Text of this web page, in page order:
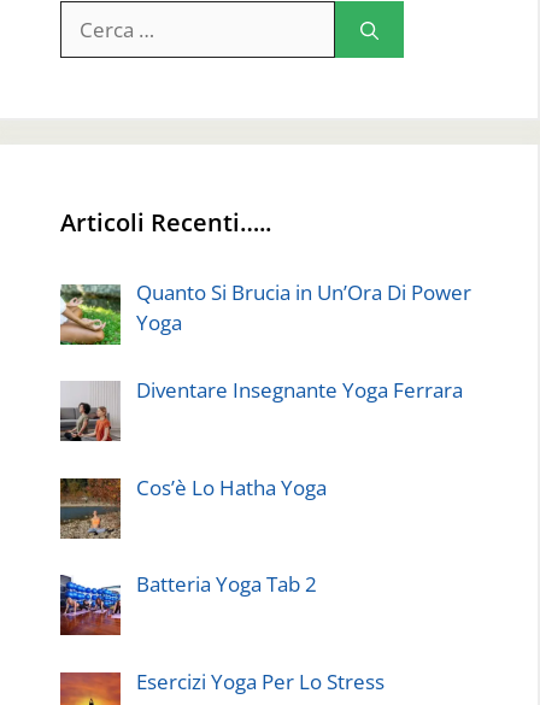
per:
Articoli Recenti…..
Quanto Si Brucia in Un’Ora Di Power
Yoga
Diventare Insegnante Yoga Ferrara
Cos’è Lo Hatha Yoga
Batteria Yoga Tab 2
Esercizi Yoga Per Lo Stress